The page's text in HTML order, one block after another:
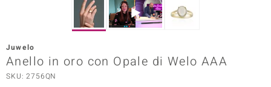
Paraíso
Juwelo
Anello in oro con Opale di Welo AAA
SKU: 2756QN